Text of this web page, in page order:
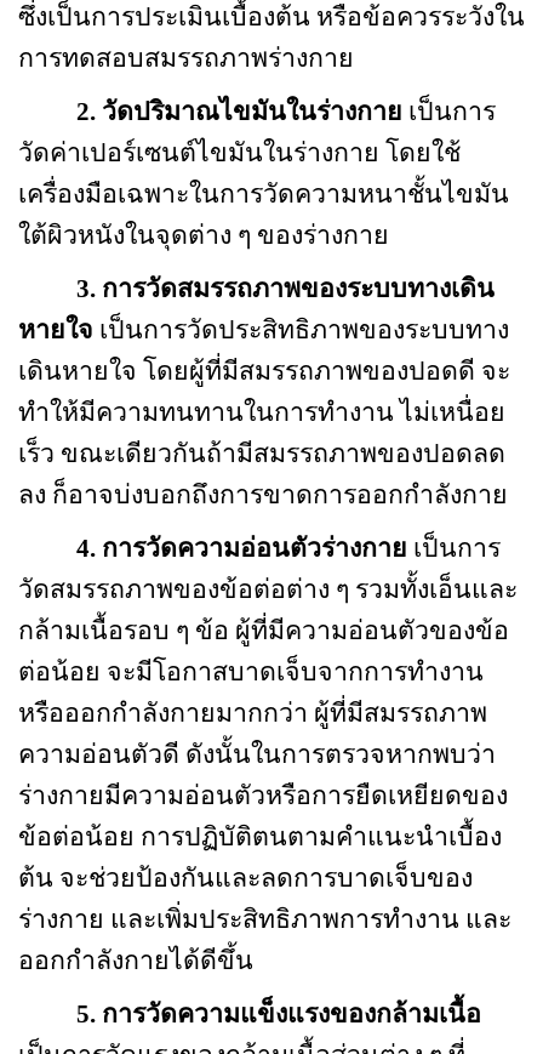
ซึ่งเป็นการประเมินเบื้องต้น หรือข้อควรระวังใน
การทดสอบสมรรถภาพร่างกาย
2. วัดปริมาณไขมันในร่างกาย เป็นการ
วัดค่าเปอร์เซนต์ไขมันในร่างกาย โดยใช้
เครื่องมือเฉพาะในการวัดความหนาชั้นไขมัน
ใต้ผิวหนังในจุดต่าง ๆ ของร่างกาย
3. การวัดสมรรถภาพของระบบทางเดิน
หายใจ เป็นการวัดประสิทธิภาพของระบบทาง
เดินหายใจ โดยผู้ที่มีสมรรถภาพของปอดดี จะ
ทำให้มีความทนทานในการทำงาน ไม่เหนื่อย
เร็ว ขณะเดียวกันถ้ามีสมรรถภาพของปอดลด
ลง ก็อาจบ่งบอกถึงการขาดการออกกำลังกาย
4. การวัดความอ่อนตัวร่างกาย เป็นการ
วัดสมรรถภาพของข้อต่อต่าง ๆ รวมทั้งเอ็นและ
กล้ามเนื้อรอบ ๆ ข้อ ผู้ที่มีความอ่อนตัวของข้อ
ต่อน้อย จะมีโอกาสบาดเจ็บจากการทำงาน
หรือออกกำลังกายมากกว่า ผู้ที่มีสมรรถภาพ
ความอ่อนตัวดี ดังนั้นในการตรวจหากพบว่า
ร่างกายมีความอ่อนตัวหรือการยืดเหยียดของ
ข้อต่อน้อย การปฏิบัติตนตามคำแนะนำเบื้อง
ต้น จะช่วยป้องกันและลดการบาดเจ็บของ
ร่างกาย และเพิ่มประสิทธิภาพการทำงาน และ
ออกกำลังกายได้ดีขึ้น
5. การวัดความแข็งแรงของกล้ามเนื้อ